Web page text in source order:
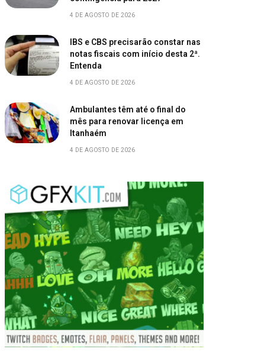
4 DE AGOSTO DE 2026
IBS e CBS precisarão constar nas
notas fiscais com início desta 2ª.
Entenda
4 DE AGOSTO DE 2026
Ambulantes têm até o final do
mês para renovar licença em
Itanhaém
4 DE AGOSTO DE 2026